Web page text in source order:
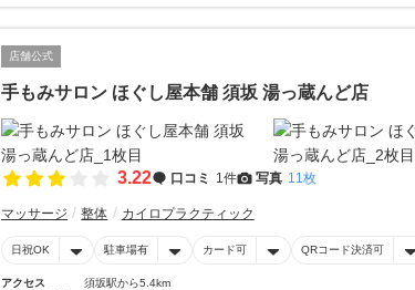
店舗公式
手もみサロン ほぐし屋本舗 須坂 湯っ蔵んど店
3.22 口コミ 1件 写真 11枚
マッサージ 整体 カイロプラクティック
日祝OK 駐車場有 カード可 QRコード決済可
アクセス
須坂駅から5.4km